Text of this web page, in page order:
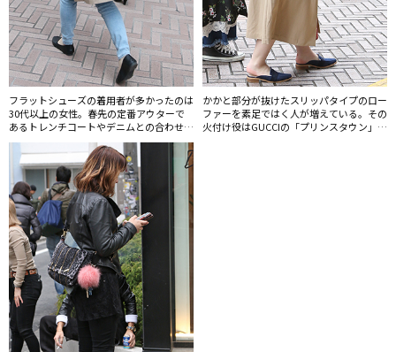
フラットシューズの着用者が多かったのは
30代以上の女性。春先の定番アウターで
あるトレンチコートやデニムとの合わせが
多かった。
かかと部分が抜けたスリッパタイプのロー
ファーを素足ではく人が増えている。その
火付け役はGUCCIの「プリンスタウン」モ